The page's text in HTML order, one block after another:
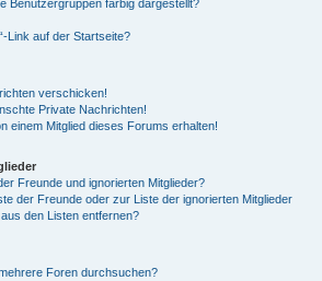
Benutzergruppen farbig dargestellt?
Link auf der Startseite?
verschicken!
Private Nachrichten!
einem Mitglied dieses Forums erhalten!
Freunde und ignorierten Mitglieder?
der Freunde oder zur Liste der ignorierten Mitglieder
den Listen entfernen?
Foren durchsuchen?